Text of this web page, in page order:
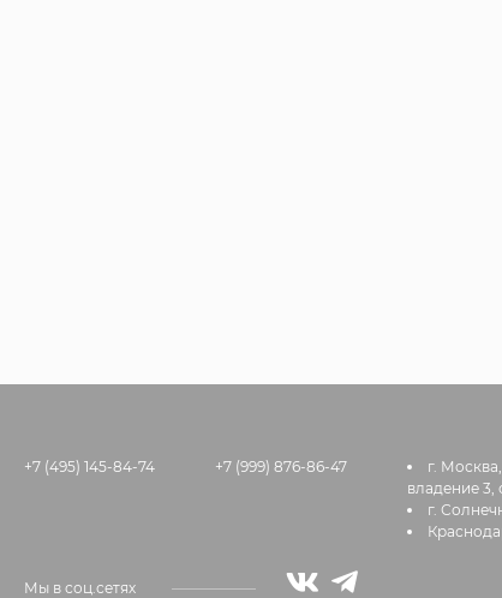
+7 (495) 145-84-74 +7 (999) 876-86-47
г.
владение 3,
г.
Мы в соц.сетях